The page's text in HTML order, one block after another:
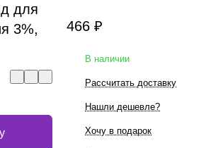
для
3%,
466 ₽
В наличии
Рассчитать доставку
Нашли дешевле?
Хочу в подарок